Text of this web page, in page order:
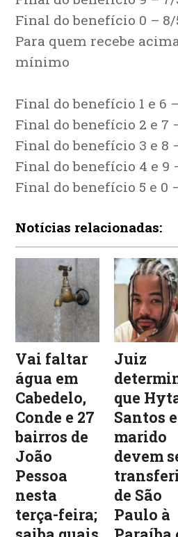
Final do benefício 0 – 8/
Para quem recebe
mínimo
Final do benefício 1 e 6
Final do benefício 2 e 7
Final do benefício 3 e 8
Final do benefício 4 e 9
Final do benefício 5 e 0
Notícias relacionadas:
Vai faltar
água em
Cabedelo,
Conde e 27
bairros de
João
Pessoa
nesta
terça-feira;
Juiz
que
Santos e
marido
devem
de São
Paulo à